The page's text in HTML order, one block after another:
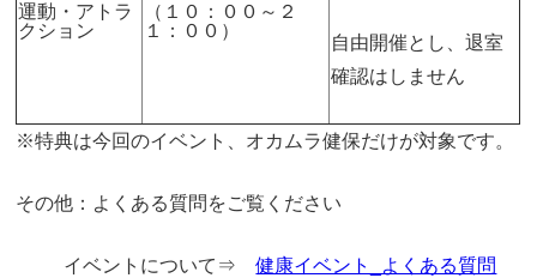
運動・アトラ
クション
（１０：００～２
１：００）
自由開催とし、退室
確認はしません
※特典は今回のイベント、オカムラ健保だけが対象です。
その他：よくある質問をご覧ください
イベントについて⇒健康イベント_よくある質問